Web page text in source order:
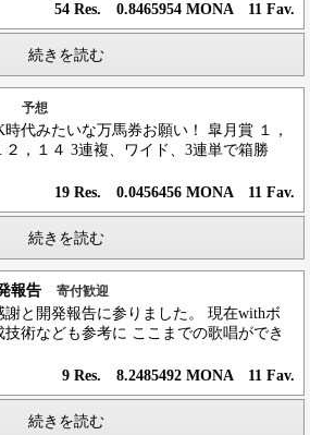
54 Res. 0.8465954 MONA 11 Fav.
続きを読む
予想
代みたいな万馬券お願い！ 皐月賞 １，
２，１４ 3連複、ワイド、3連単で箱勝
19 Res. 0.0456456 MONA 11 Fav.
続きを読む
報告 寄付歓迎
と開発報告に参りました。 現在withボ
術なども参考に ここまでの歌唱ができ
9 Res. 8.2485492 MONA 11 Fav.
続きを読む